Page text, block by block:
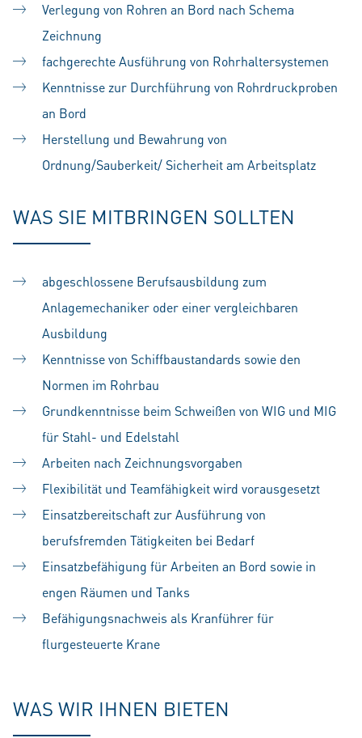
Verlegung von Rohren an Bord nach Schema
Zeichnung
fachgerechte Ausführung von Rohrhaltersystemen
Kenntnisse zur Durchführung von Rohrdruckproben
an Bord
Herstellung und Bewahrung von
Ordnung/Sauberkeit/ Sicherheit am Arbeitsplatz
WAS SIE MITBRINGEN SOLLTEN
abgeschlossene Berufsausbildung zum
Anlagemechaniker oder einer vergleichbaren
Ausbildung
Kenntnisse von Schiffbaustandards sowie den
Normen im Rohrbau
Grundkenntnisse beim Schweißen von WIG und MIG
für Stahl- und Edelstahl
Arbeiten nach Zeichnungsvorgaben
Flexibilität und Teamfähigkeit wird vorausgesetzt
Einsatzbereitschaft zur Ausführung von
berufsfremden Tätigkeiten bei Bedarf
Einsatzbefähigung für Arbeiten an Bord sowie in
engen Räumen und Tanks
Befähigungsnachweis als Kranführer für
flurgesteuerte Krane
WAS WIR IHNEN BIETEN